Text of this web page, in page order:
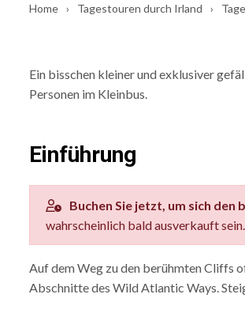
Home Tagestouren durch Irland
Ein bisschen kleiner und exklusiver
Personen im Kleinbus.
Einführung
Buchen Sie jetzt, um sich
wahrscheinlich bald ausverkauft sein.
Auf dem Weg zu den berühmten Cliffs
Abschnitte des Wild Atlantic Ways.